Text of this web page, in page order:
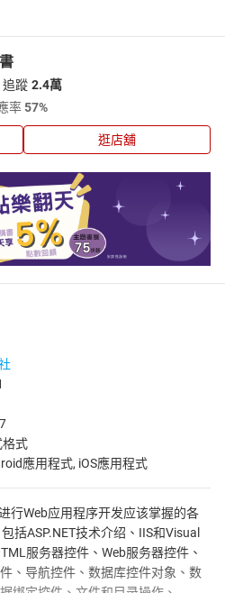
追蹤 2.4萬
率57%
逛店舖
格式
應用程式, iOS應用程式
行Web应用程序开发应该掌握的各
括ASP.NET技术介绍、IIS和Visual
服务器控件、Web服务器控件、
、导航控件、数据库控件对象、数